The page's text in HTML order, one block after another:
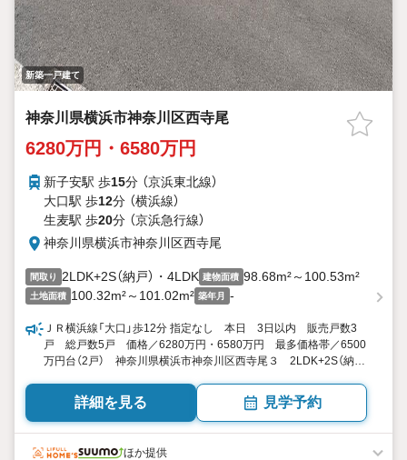
新築一戸建て
神奈川県横浜市神奈川区西寺尾
6280万円・6580万円
新子安駅 歩15分 （京浜東北線）
大口駅 歩12分 （横浜線）
生麦駅 歩20分 （京浜急行線）
神奈川県横浜市神奈川区西寺尾
間取り 2LDK+2S（納戸）・4LDK 建物面積 98.68m²～100.53m²
土地面積 100.32m²～101.02m² 築年月 -
ＪＲ横浜線「大口」歩12分 指定なし 本日 3日以内 販売戸数3
戸 総戸数5戸 価格／6280万円・6580万円 最多価格帯／6500
万円台（2戸） 神奈川県横浜市神奈川区西寺尾３ 2LDK+2S（納
詳細を見る 見学予約
ほか提供